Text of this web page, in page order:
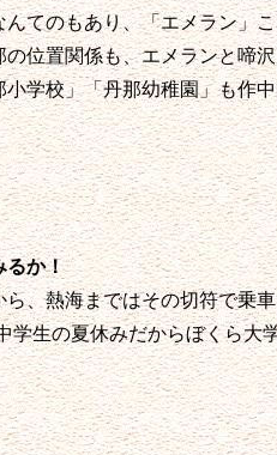
んてのもあり、「エメラン」
位置関係も、エメランと啼
学校」「丹那幼稚園」も作
るか！
、熱海まではその切符で乗
生の夏休みだからぼくら大